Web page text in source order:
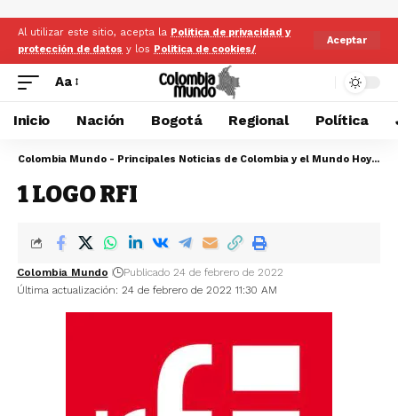
Al utilizar este sitio, acepta la Politica de privacidad y
protección de datos y los Politica de cookies/
Aceptar
Aa
Inicio Nación Bogotá Regional Política
Colombia Mundo - Principales Noticias de Colombia y el Mundo Hoy
>
1 LOGO RFI
Última actualización: 24 de febrero de 2022 11:30 AM
Colombia Mundo Publicado 24 de febrero de 2022